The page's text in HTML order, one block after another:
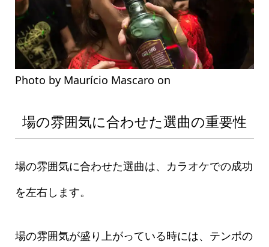
Photo by Maurício Mascaro on
場の雰囲気に合わせた選曲の重要性
場の雰囲気に合わせた選曲は、カラオケでの成功
を左右します。
場の雰囲気が盛り上がっている時には、テンポの